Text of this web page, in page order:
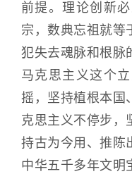
前提。理论创新
宗，数典忘祖就等
犯失去魂脉和根脉
马克思主义这个
摇，坚持植根本国
克思主义不停步，
持古为今用、推陈
中华五千多年文明